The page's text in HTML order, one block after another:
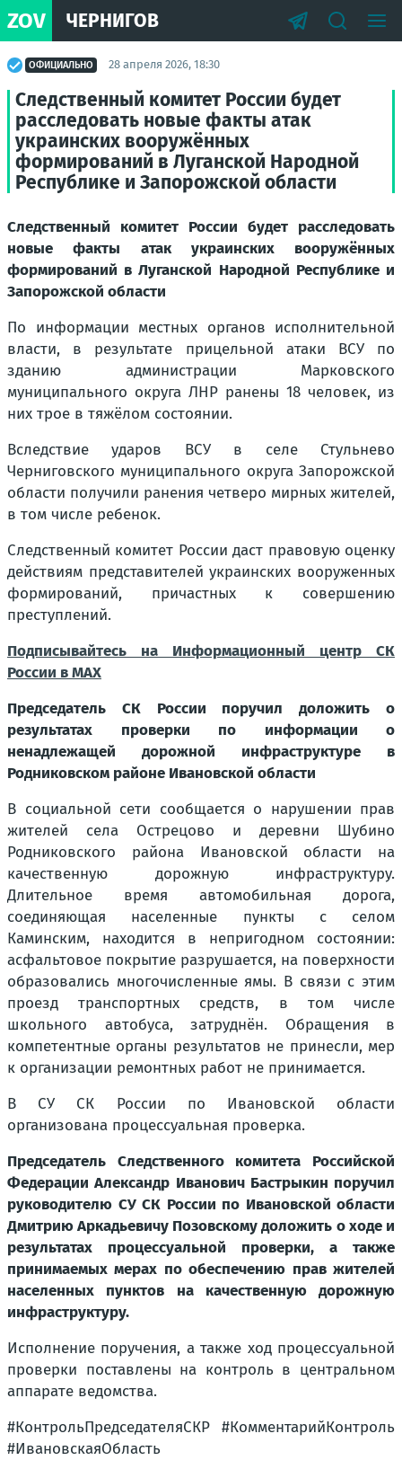
ZOV ЧЕРНИГОВ
ОФИЦИАЛЬНО 28 апреля 2026, 18:30
Следственный комитет России будет
расследовать новые факты атак
украинских вооружённых
формирований в Луганской Народной
Республике и Запорожской области
Следственный комитет России будет расследовать
новые факты атак украинских вооружённых
формирований в Луганской Народной Республике и
Запорожской области
По информации местных органов исполнительной
власти, в результате прицельной атаки ВСУ по
зданию администрации Марковского
муниципального округа ЛНР ранены 18 человек, из
них трое в тяжёлом состоянии.
Вследствие ударов ВСУ в селе Стульнево
Черниговского муниципального округа Запорожской
области получили ранения четверо мирных жителей,
в том числе ребенок.
Следственный комитет России даст правовую оценку
действиям представителей украинских вооруженных
формирований, причастных к совершению
преступлений.
Подписывайтесь на Информационный центр СК
России в MAХ
Председатель СК России поручил доложить о
результатах проверки по информации о
ненадлежащей дорожной инфраструктуре в
Родниковском районе Ивановской области
В социальной сети сообщается о нарушении прав
жителей села Острецово и деревни Шубино
Родниковского района Ивановской области на
качественную дорожную инфраструктуру.
Длительное время автомобильная дорога,
соединяющая населенные пункты с селом
Каминским, находится в непригодном состоянии:
асфальтовое покрытие разрушается, на поверхности
образовались многочисленные ямы. В связи с этим
проезд транспортных средств, в том числе
школьного автобуса, затруднён. Обращения в
компетентные органы результатов не принесли, мер
к организации ремонтных работ не принимается.
В СУ СК России по Ивановской области
организована процессуальная проверка.
Председатель Следственного комитета Российской
Федерации Александр Иванович Бастрыкин поручил
руководителю СУ СК России по Ивановской области
Дмитрию Аркадьевичу Позовскому доложить о ходе и
результатах процессуальной проверки, а также
принимаемых мерах по обеспечению прав жителей
населенных пунктов на качественную дорожную
инфраструктуру.
Исполнение поручения, а также ход процессуальной
проверки поставлены на контроль в центральном
аппарате ведомства.
#КонтрольПредседателяСКР #КомментарийКонтроль
#ИвановскаяОбласть